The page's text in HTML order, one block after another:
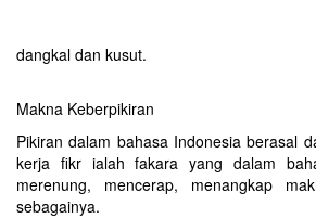
dangkal dan kusut.
Makna Keberpikiran
Pikiran dalam bahasa Indonesia berasal
kerja fikr ialah fakara yang dalam
merenung, mencerap, menangkap
sebagainya.